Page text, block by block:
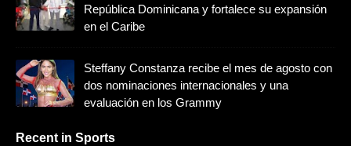
República Dominicana y fortalece su expansión
en el Caribe
Steffany Constanza recibe el mes de agosto con
dos nominaciones internacionales y una
evaluación en los Grammy
Recent in Sports